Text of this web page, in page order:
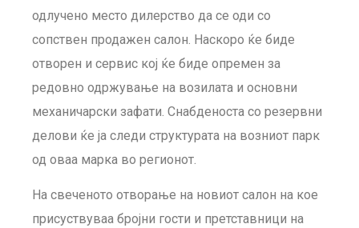
одлучено место дилерство да се оди со
сопствен продажен салон. Наскоро ќе биде
отворен и сервис кој ќе биде опремен за
редовно одржување на возилата и основни
механичарски зафати. Снабденоста со резервни
делови ќе ја следи структурата на возниот парк
од оваа марка во регионот.
На свеченото отворање на новиот салон на кое
присуствуваа бројни гости и претставници на